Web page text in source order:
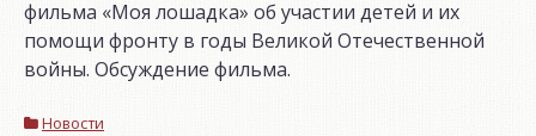
фильма «Моя лошадка» об участии детей и их
помощи фронту в годы Великой Отечественной
войны. Обсуждение фильма.
Новости